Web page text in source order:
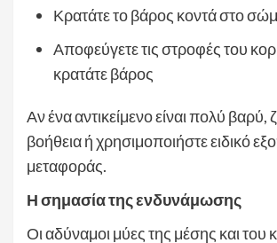
Κρατάτε το βάρος κοντά στο
Αποφεύγετε τις στροφές του
κρατάτε βάρος
Αν ένα αντικείμενο είναι πολύ βαρύ,
βοήθεια ή χρησιμοποιήστε ειδικό
μεταφοράς.
Η σημασία της ενδυνάμωσης
Οι αδύναμοι μύες της μέσης και του